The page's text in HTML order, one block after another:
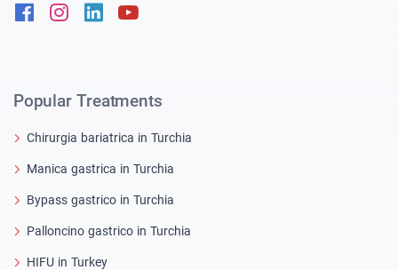
FacebookInstagram
Linkedin
Popular Treatments
Chirurgia bariatrica in Turchia
Manica gastrica in Turchia
Bypass gastrico in Turchia
Palloncino gastrico in Turchia
HIFU in Turkey